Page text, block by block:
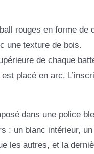
rouges en forme de
une texture de bois.
de chaque
placé en arc.
dans une police
: un blanc intérieur,
les autres, et la